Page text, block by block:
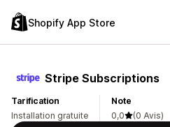
Shopify App Store
Stripe Subscriptions
Tarification
Installation gratuite
Note
0,0
(0 Avis)